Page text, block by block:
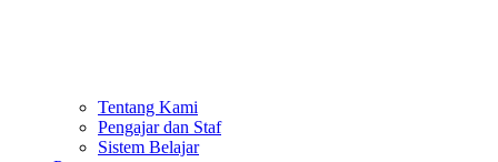
Tentang Kami
Pengajar dan Staf
Sistem Belajar